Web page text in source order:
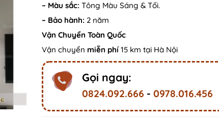
– Màu sắc: Tông Màu Sáng & Tối.
– Bảo hành: 2 năm
Vận Chuyển Toàn Quốc
Vận chuyển miễn phí 15 km tại Hà Nội
Gọi ngay:
0824.092.666 -0978.016.456